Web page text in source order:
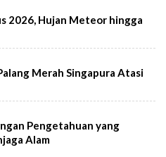
2026, Hujan Meteor hingga
Merah Singapura Atasi
Pengetahuan yang
Alam